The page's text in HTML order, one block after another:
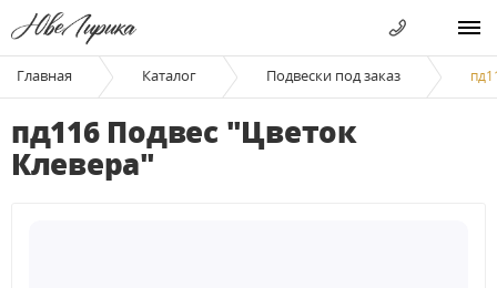
Главная Каталог Подвески под заказ
пд116 Подвес "Цветок
Клевера"